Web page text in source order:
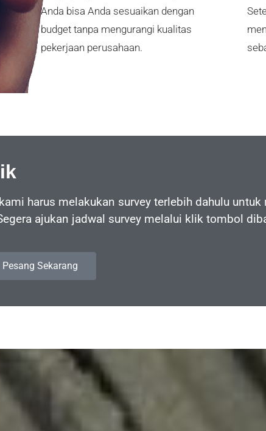
Anda bisa Anda sesuaikan dengan
budget tanpa mengurangi kualitas
pekerjaan perusahaan.
harus melakukan survey terlebih dahulu untuk
ajukan jadwal survey melalui klik tombol
Pesang Sekarang